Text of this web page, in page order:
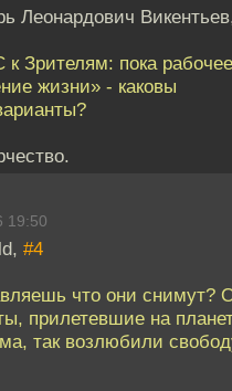
Леонардович
Зрителям: пока
жизни» - каковы
19:50
#4
что они снимут?
прилетевшие на
так возлюбили